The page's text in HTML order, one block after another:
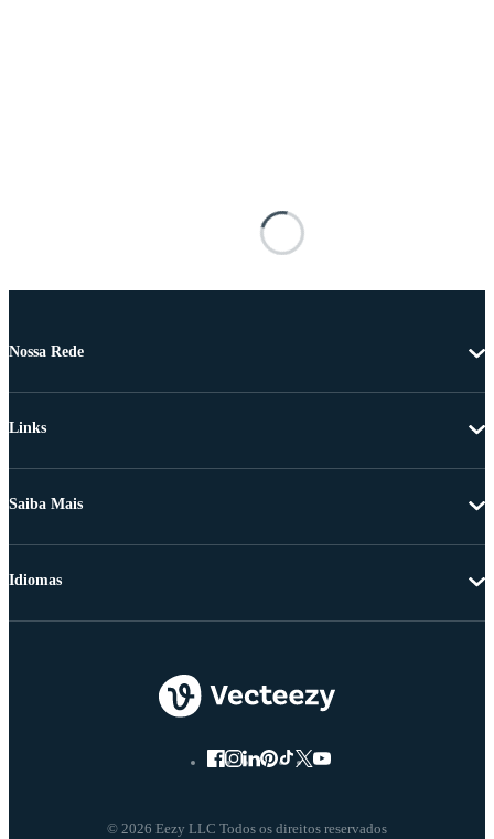
Nossa Rede
Links
Saiba Mais
© 2026 Eezy LLC Todos os direitos reservados
Idiomas